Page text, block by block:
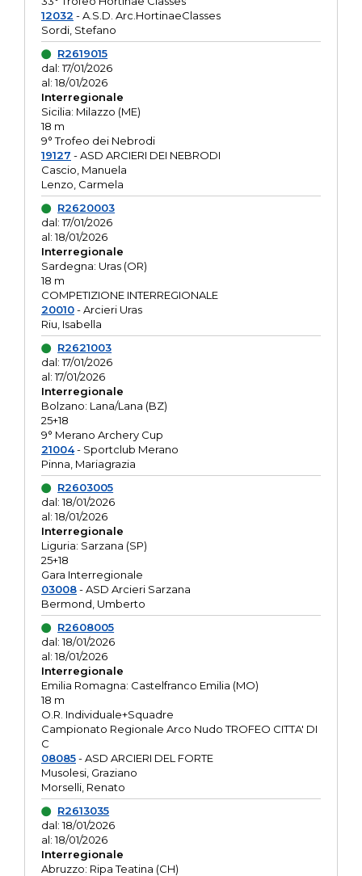
12032 - A.S.D. Arc.HortinaeClasses
Sordi, Stefano
R2619015
dal: 17/01/2026
al: 18/01/2026
Interregionale
Sicilia: Milazzo (ME)
18 m
9° Trofeo dei Nebrodi
19127 - ASD ARCIERI DEI NEBRODI
Cascio, Manuela
Lenzo, Carmela
R2620003
dal: 17/01/2026
al: 18/01/2026
Interregionale
Sardegna: Uras (OR)
18 m
COMPETIZIONE INTERREGIONALE
20010- Arcieri Uras
Riu, Isabella
R2621003
dal: 17/01/2026
al: 17/01/2026
Interregionale
Bolzano: Lana/Lana (BZ)
25+18
9° Merano Archery Cup
21004- Sportclub Merano
Pinna, Mariagrazia
R2603005
dal: 18/01/2026
al: 18/01/2026
Interregionale
Liguria: Sarzana (SP)
25+18
Gara Interregionale
03008- ASD Arcieri Sarzana
Bermond, Umberto
R2608005
dal: 18/01/2026
al: 18/01/2026
Interregionale
Emilia Romagna: Castelfranco Emilia (MO)
18 m
O.R. Individuale+Squadre
Campionato Regionale Arco Nudo TROFEO CITTA' DI
C
08085- ASD ARCIERI DEL FORTE
Musolesi, Graziano
Morselli, Renato
R2613035
dal: 18/01/2026
al: 18/01/2026
Interregionale
Abruzzo: Ripa Teatina (CH)